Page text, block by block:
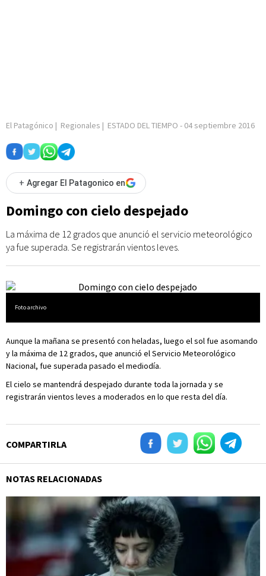
El Patagónico | Regionales | ESTADO DEL TIEMPO - 04 septiembre 2016
+ Agregar El Patagonico en
Domingo con cielo despejado
La máxima de 12 grados que anunció el servicio meteorológico
ya fue superada. Se registrarán vientos leves.
Foto archivo
Aunque la mañana se presentó con heladas, luego el sol fue asomando
y la máxima de 12 grados, que anunció el Servicio Meteorológico
Nacional, fue superada pasado el mediodía.
El cielo se mantendrá despejado durante toda la jornada y se
registrarán vientos leves a moderados en lo que resta del día.
COMPARTIRLA
NOTAS RELACIONADAS